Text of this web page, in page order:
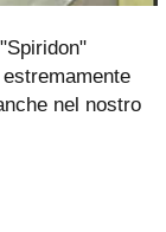
nel nostro